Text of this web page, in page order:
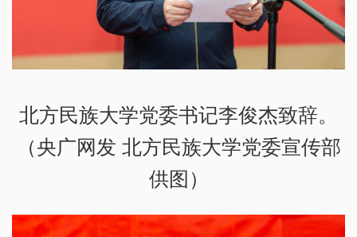
北方民族大学党委书记李俊杰致辞。
（央广网发 北方民族大学党委宣传部
供图）